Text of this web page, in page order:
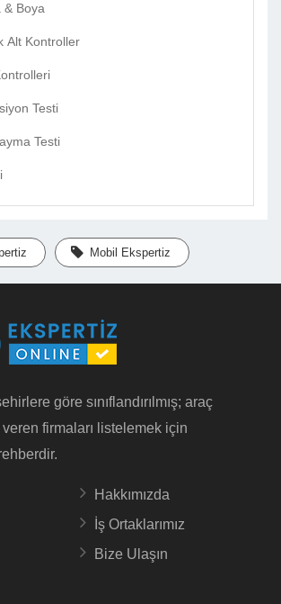
& Boya
Alt Kontroller
Testi
Testi
Mobil Ekspertiz
göre sınıflandırılmış; araç
firmaları listelemek için
Hakkımızda
İş Ortaklarımız
Bize Ulaşın